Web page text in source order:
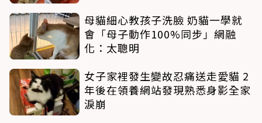
母貓細心教孩子洗臉 奶貓一學就
會「母子動作100%同步」網融
化：太聰明
女子家裡發生變故忍痛送走愛貓 2
年後在領養網站發現熟悉身影全家
淚崩